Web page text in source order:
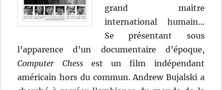
grand maitre
international humain…
Se présentant sous
l’apparence d’un documentaire d’époque,
Computer Chessest un film indépendant
américain hors du commun. Andrew Bujalski a